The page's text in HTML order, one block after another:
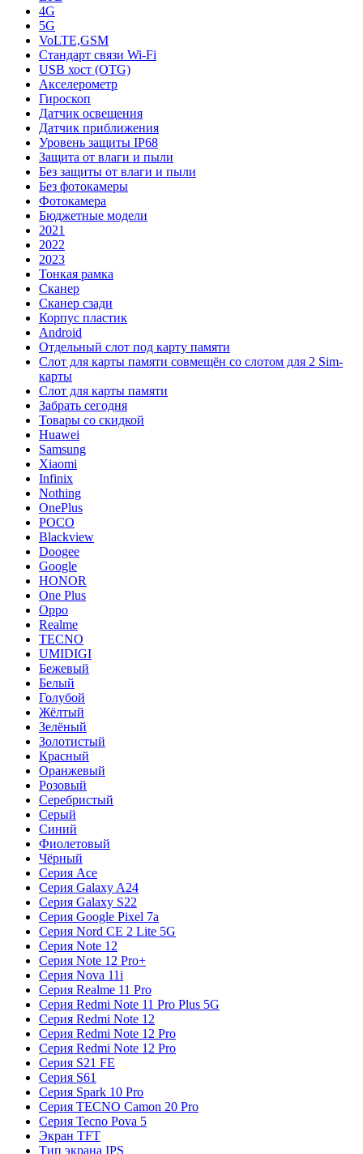
4G
5G
VoLTE,GSM
Стандарт связи Wi-Fi
USB хост (OTG)
Акселерометр
Гироскоп
Датчик освещения
Датчик приближения
Уровень защиты IP68
Защита от влаги и пыли
Без защиты от влаги и пыли
Без фотокамеры
Фотокамера
Бюджетные модели
2021
2022
2023
Тонкая рамка
Сканер
Сканер сзади
Корпус пластик
Android
Отдельный слот под карту памяти
Слот для карты памяти совмещён со слотом для 2 Sim-
карты
Слот для карты памяти
Забрать сегодня
Товары со скидкой
Huawei
Samsung
Xiaomi
Infinix
Nothing
OnePlus
POCO
Blackview
Doogee
Google
HONOR
One Plus
Oppo
Realme
TECNO
UMIDIGI
Бежевый
Белый
Голубой
Жёлтый
Зелёный
Золотистый
Красный
Оранжевый
Розовый
Серебристый
Серый
Синий
Фиолетовый
Чёрный
Серия Ace
Серия Galaxy A24
Серия Galaxy S22
Серия Google Pixel 7a
Серия Nord CE 2 Lite 5G
Серия Note 12
Серия Note 12 Pro+
Серия Nova 11i
Серия Realme 11 Pro
Серия Redmi Note 11 Pro Plus 5G
Серия Redmi Note 12
Серия Redmi Note 12 Pro
Серия Redmi Note 12 Pro
Серия S21 FE
Серия S61
Серия Spark 10 Pro
Серия TECNO Camon 20 Pro
Серия Tecno Pova 5
Экран TFT
Тип экрана IPS